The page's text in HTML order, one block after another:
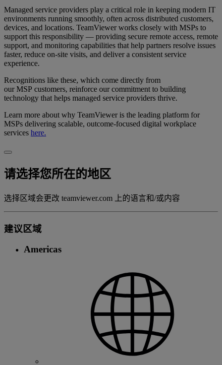
Managed service providers play a critical role in keeping modern IT
environments running smoothly, often across distributed customers,
devices, and locations. TeamViewer works closely with MSPs to
support this responsibility — providing secure remote access, remote
support, and monitoring capabilities that help partners resolve issues
faster, reduce on-site visits, and deliver a consistent service
experience.
Recognitions like these, which come directly from
our MSP customers, reinforce our commitment to building
technology that helps managed service providers thrive.
Learn more about why TeamViewer is the leading platform for
MSPs delivering scalable, outcome-focused digital workplace
services here.
请选择您所在的地区
选择区域会更改 teamviewer.com 上的语言和/或内容
建议区域
Americas